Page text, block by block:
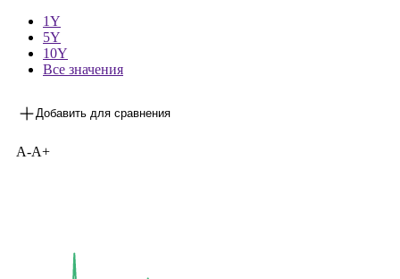
1Y
5Y
10Y
Все значения
Добавить для сравнения